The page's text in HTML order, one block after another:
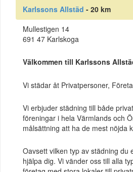
Karlssons Allstäd - 20 km
Mullestigen 14
691 47 Karlskoga
Välkommen till Karlssons
Vi städar åt Privatpersoner,
Vi erbjuder städning till både
föreningar i hela Värmlands och
målsättning att ha de mest nöjda
Oavsett vilken typ av städning du
hjälpa dig. Vi vänder oss till alla